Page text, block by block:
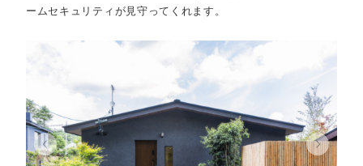
ームセキュリティが見守ってくれます。